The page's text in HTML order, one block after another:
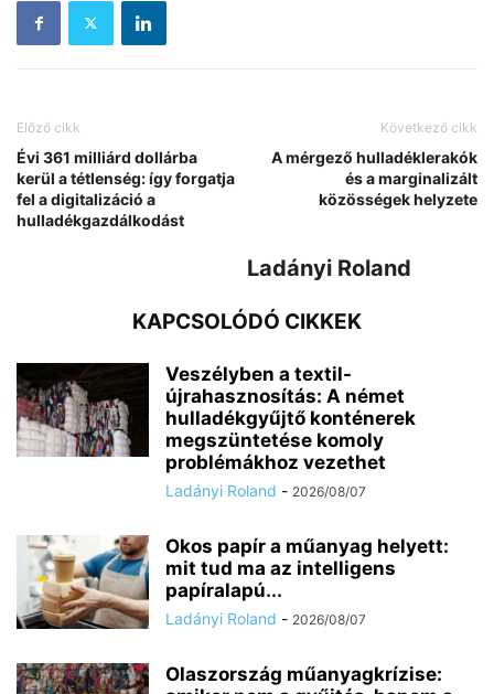
Előző cikk
Évi 361 milliárd dollárba
kerül a tétlenség: így forgatja
fel a digitalizáció a
hulladékgazdálkodást
Következő cikk
A mérgező hulladéklerakók
és a marginalizált
közösségek helyzete
Ladányi Roland
KAPCSOLÓDÓ CIKKEK
Veszélyben a textil-
újrahasznosítás: A német
hulladékgyűjtő konténerek
megszüntetése komoly
problémákhoz vezethet
Ladányi Roland - 2026/08/07
Okos papír a műanyag helyett:
mit tud ma az intelligens
papíralapú...
Ladányi Roland - 2026/08/07
Olaszország műanyagkrízise: